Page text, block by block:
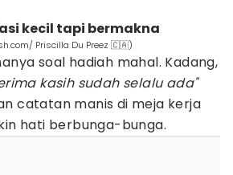
kecil tapi bermakna
Priscilla Du Preez 🇨🇦)
soal hadiah mahal. Kadang,
kasih sudah selalu ada"
catatan manis di meja kerja
hati berbunga-bunga.